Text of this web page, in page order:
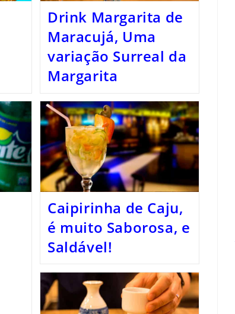
Drink Margarita de
Maracujá, Uma
variação Surreal da
Margarita
Caipirinha de Caju,
é muito Saborosa, e
Saldável!